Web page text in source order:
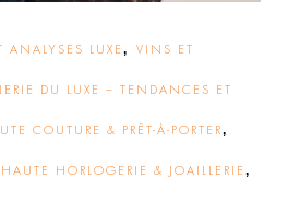
ANALYSES LUXE , VINS ET
DU LUXE – TENDANCES ET
COUTURE & PRÊT-À-PORTER,
HAUTE HORLOGERIE & JOAILLERIE ,